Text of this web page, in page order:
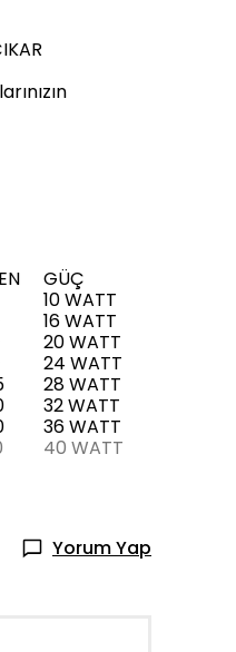
GÜÇ
10 WATT
16 WATT
20 WATT
24 WATT
28 WATT
32 WATT
36 WATT
40 WATT
Yorum Yap